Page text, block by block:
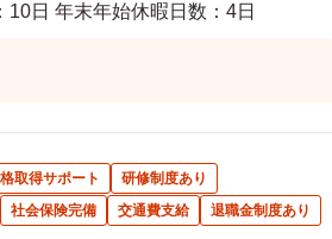
日 年末年始休暇日数：4日
取得サポート
研修制度あり
社会保険完備 交通費支給 退職金制度あり